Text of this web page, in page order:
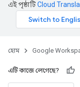
এই পৃষ্ঠাটিCloud
হোম Google
এটি কাজে লেগেছে?